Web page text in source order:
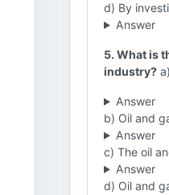
d) By
Answer
5. What is
industry?
Answer
b) Oil and
Answer
c) The oil
Answer
d) Oil and